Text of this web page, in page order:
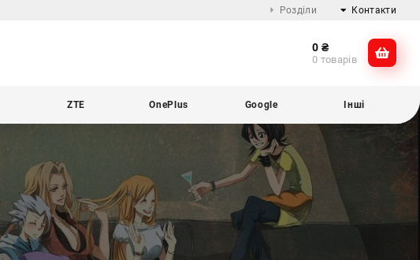
Розділи Контакти
@dikocase
0 ₴
0 товарів
ZTE OnePlus Google Інші